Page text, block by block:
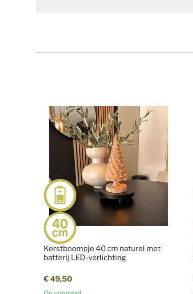
Kerstboompje 40 cm naturel met
batterij LED-verlichting
€ 49,50